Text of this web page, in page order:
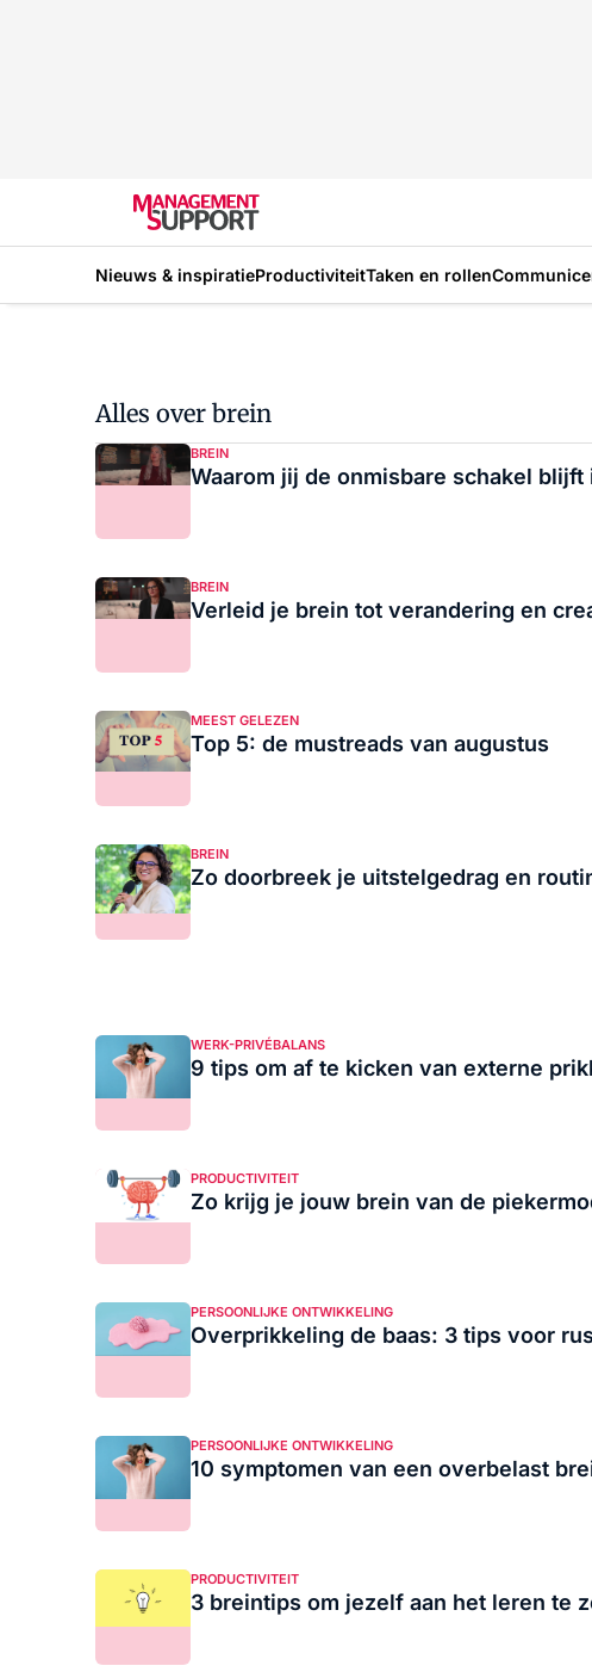
Nieuws & inspiratieProductiviteitTaken en rollen
Alles over brein
BREIN
Waarom jij de onmisbare schakel
BREIN
Verleid je brein tot verandering en
MEEST GELEZEN
Top 5: de mustreads van augustus
BREIN
Zo doorbreek je uitstelgedrag en
WERK-PRIVÉBALANS
9 tips om af te kicken van externe
PRODUCTIVITEIT
Zo krijg je jouw brein van de
PERSOONLIJKE ONTWIKKELING
Overprikkeling de baas: 3 tips voor
PERSOONLIJKE ONTWIKKELING
10 symptomen van een overbelast
PRODUCTIVITEIT
3 breintips om jezelf aan het leren te